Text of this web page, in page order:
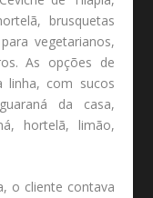
brusquetas
vegetarianos,
As opções de
linha, com sucos
da casa,
hortelã, limão,
o cliente contava